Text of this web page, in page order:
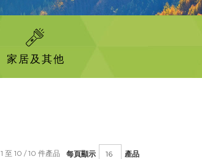
家居及其他
每頁顯示 產品
1 至 10 / 10 件產品